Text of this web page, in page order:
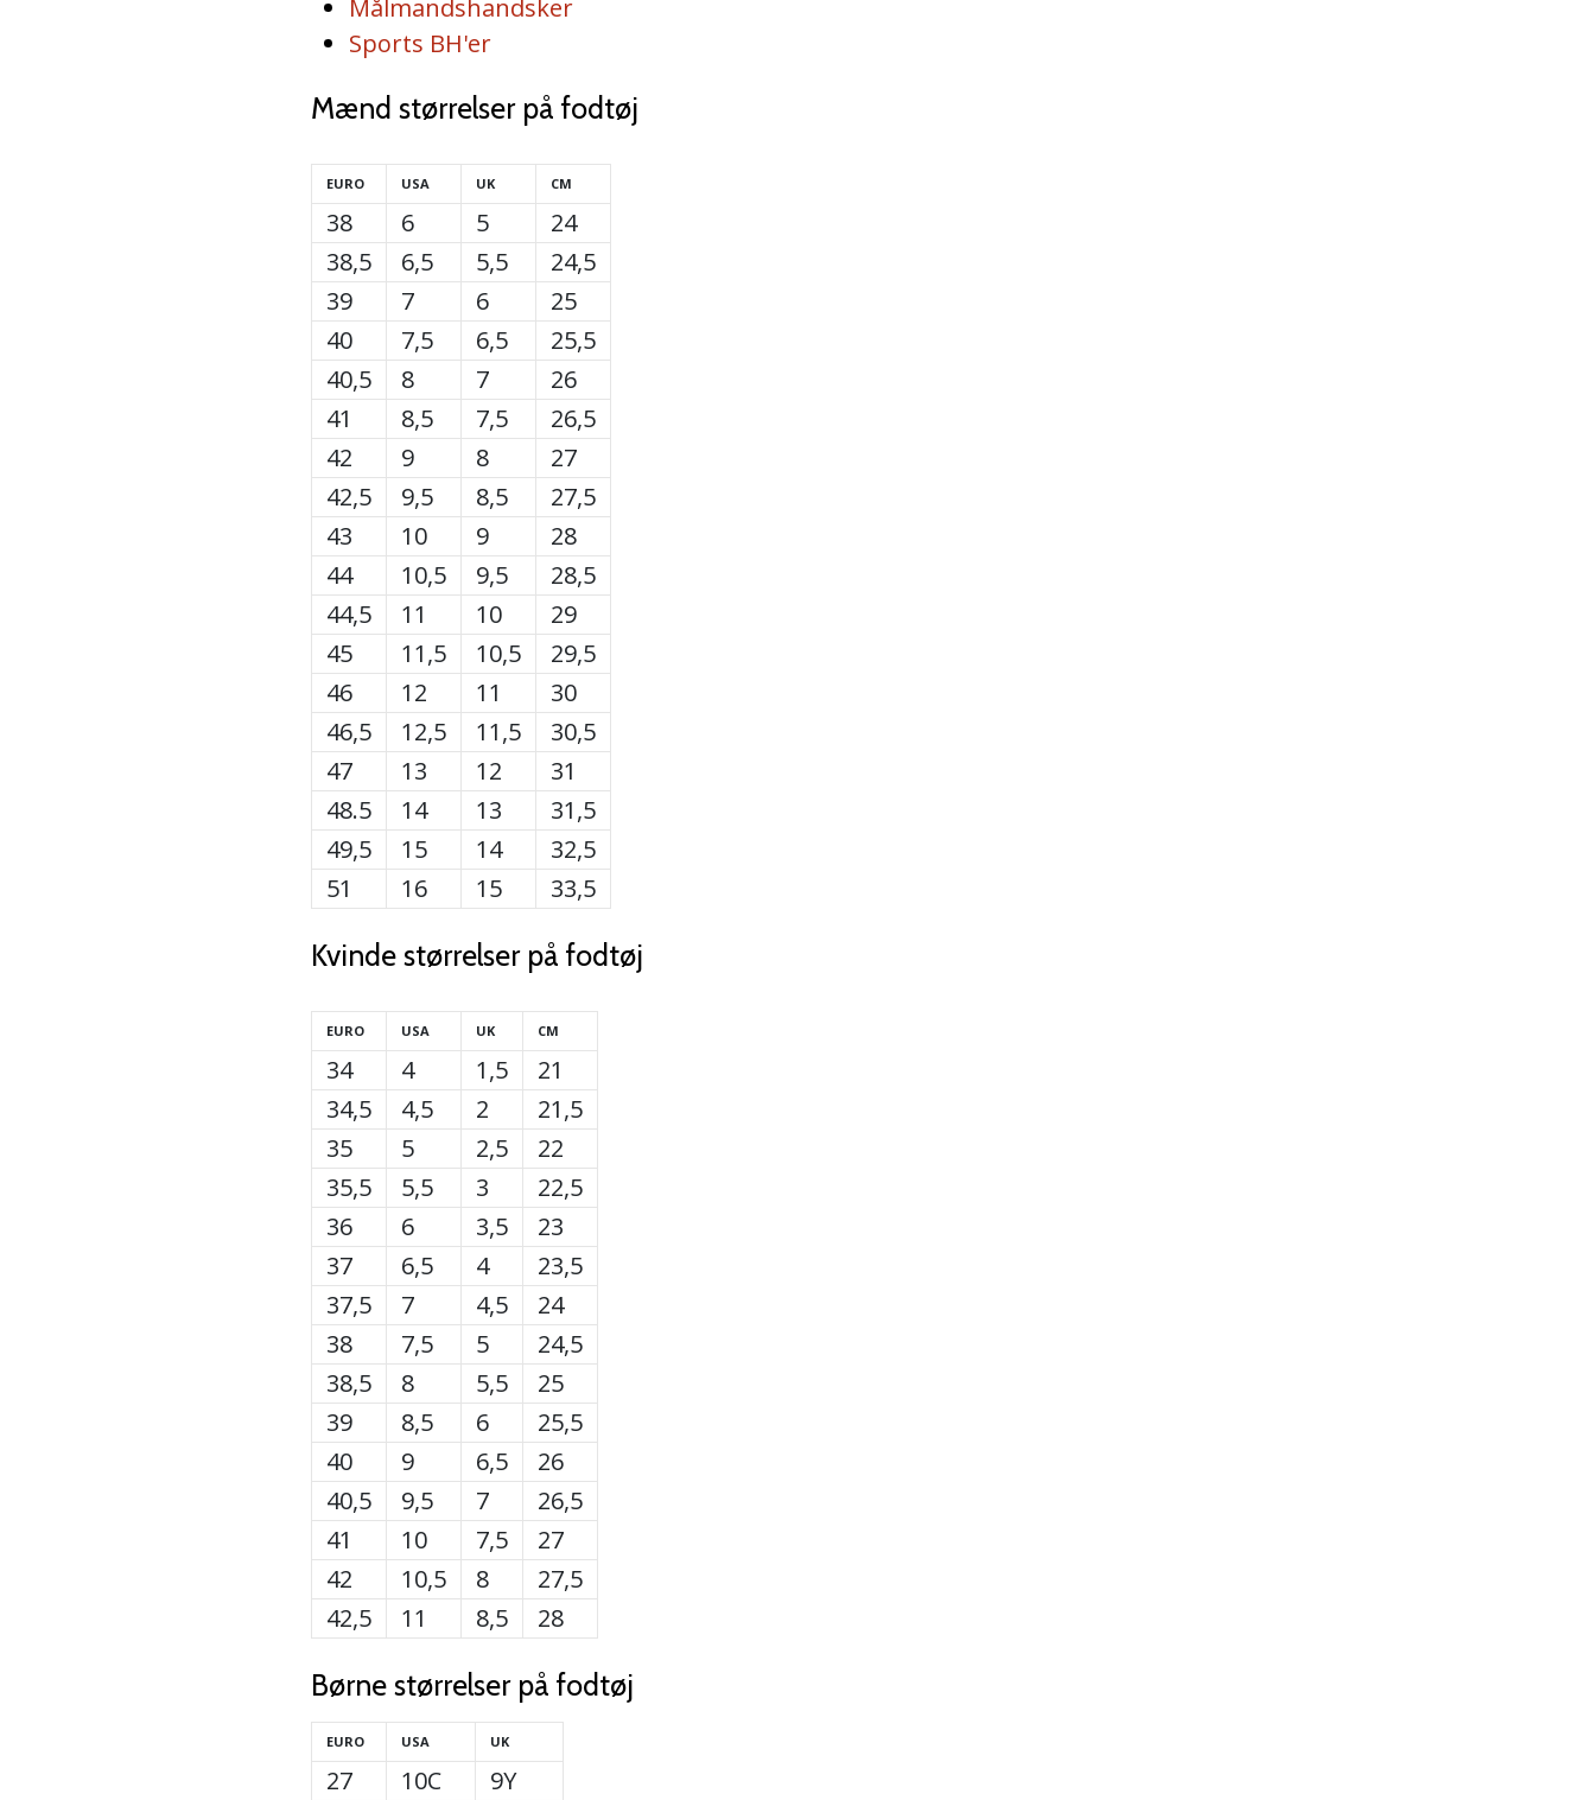
Målmandshandsker
Sports BH'er
Mænd størrelser på fodtøj
EURO
38
38,5
39
40
40,5
41
42
42,5
43
44
44,5
45
46
46,5
47
48.5
49,5
51
USA
6
6,5
7
7,5
8
8,5
9
9,5
10
10,5
11
11,5
12
12,5
13
14
15
16
UK
5
5,5
6
6,5
7
7,5
8
8,5
9
9,5
10
10,5
11
11,5
12
13
14
15
CM
24
24,5
25
25,5
26
26,5
27
27,5
28
28,5
29
29,5
30
30,5
31
31,5
32,5
33,5
Kvinde størrelser på fodtøj
EURO
34
34,5
35
35,5
36
37
37,5
38
38,5
39
40
40,5
41
42
42,5
USA
4
4,5
5
5,5
6
6,5
7
7,5
8
8,5
9
9,5
10
10,5
11
UK
1,5
2
2,5
3
3,5
4
4,5
5
5,5
6
6,5
7
7,5
8
8,5
CM
21
21,5
22
22,5
23
23,5
24
24,5
25
25,5
26
26,5
27
27,5
28
Børne størrelser på fodtøj
EURO
27
USA
10C
UK
9Y